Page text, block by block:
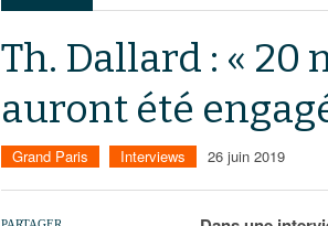
Institutions
Services
Les
Th. Dallard : « 20
auront été
Grand Paris Interviews 26 juin 2019